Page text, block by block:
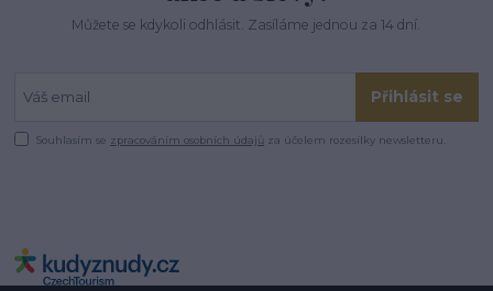
Můžete se kdykoli odhlásit. Zasíláme jednou za 14 dní.
Přihlásit se
Souhlasím se zpracováním osobních údajů za účelem rozesílky newsletteru.